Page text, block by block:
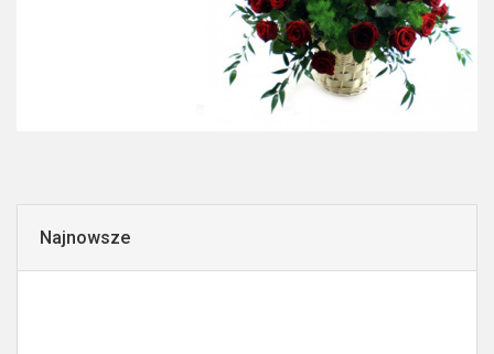
Najnowsze